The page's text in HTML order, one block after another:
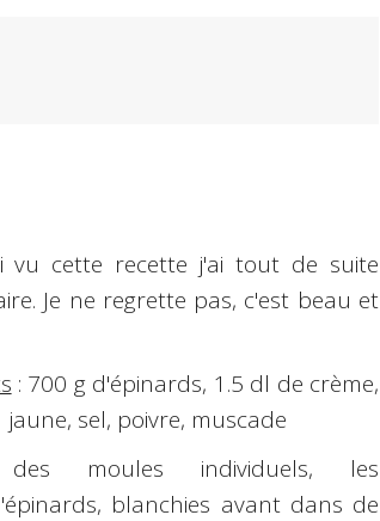
vu cette recette j'ai tout de suite
Je ne regrette pas, c'est beau et
: 700 g d'épinards, 1.5 dl de crème,
jaune, sel, poivre, muscade
des moules individuels, les
blanchies avant dans de